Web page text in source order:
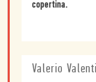
copertina.
Valerio